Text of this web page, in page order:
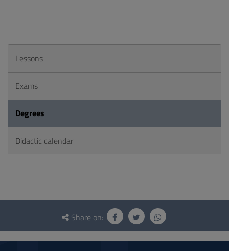
Lessons
Exams
Degrees
Didactic calendar
Questionnaire
social
Share on: